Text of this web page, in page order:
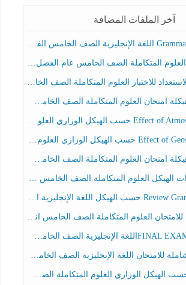
آخر الملفات المضافة
الصف الخامس عام الفصل الدراسي الثالث 2025-2026
للاختبار العلوم المتكاملة الصف الخامس عام الفصل الثالث
العلوم المتكاملة الصف الخامس انسبير الفصل الثالث
العلوم المتكاملة الصف الخامس عام الفصل الثالث
العلوم المتكاملة الصف الخامس انسبير الفصل الثالث
العلوم المتكاملة الصف الخامس انسبير الفصل الثالث
اللغة الإنجليزية الصف الخامس الفصل الثالث
الوزاري العلوم المتكاملة الصف الخامس عام الفصل الثالث